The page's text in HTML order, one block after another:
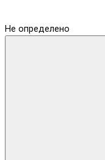
Не определено